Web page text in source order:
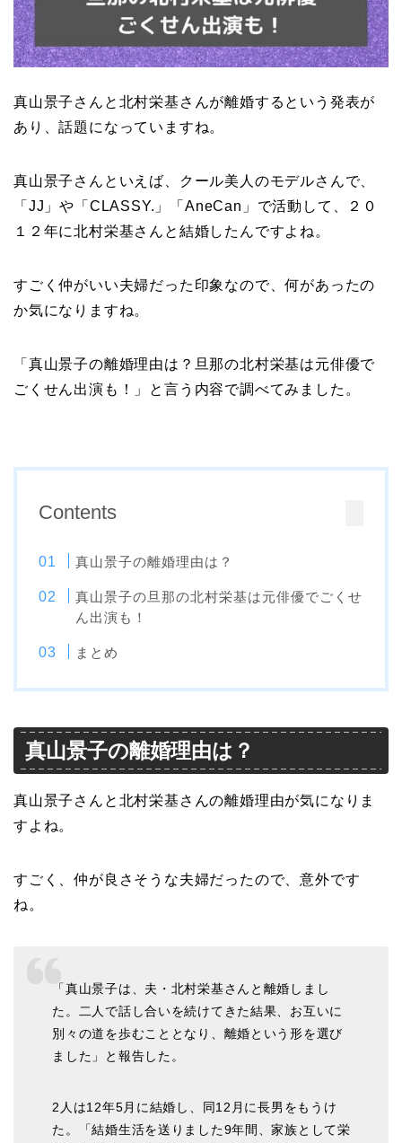
真山景子さんと北村栄基さんが離婚するという発表が
あり、話題になっていますね。
真山景子さんといえば、クール美人のモデルさんで、
「JJ」や「CLASSY.」「AneCan」で活動して、２０
１２年に北村栄基さんと結婚したんですよね。
すごく仲がいい夫婦だった印象なので、何があったの
か気になりますね。
「真山景子の離婚理由は？旦那の北村栄基は元俳優で
ごくせん出演も！」と言う内容で調べてみました。
Contents
真山景子の離婚理由は？
真山景子の旦那の北村栄基は元俳優でごくせ
ん出演も！
まとめ
真山景子の離婚理由は？
真山景子さんと北村栄基さんの離婚理由が気になりま
すよね。
すごく、仲が良さそうな夫婦だったので、意外です
ね。
「真山景子は、夫・北村栄基さんと離婚しまし
た。二人で話し合いを続けてきた結果、お互いに
別々の道を歩むこととなり、離婚という形を選び
ました」と報告した。
2人は12年5月に結婚し、同12月に長男をもうけ
た。「結婚生活を送りました9年間、家族として栄